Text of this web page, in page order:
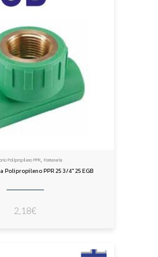
Polipropileno PPR, Fontanería
Polipropileno PPR 25 3/4″ 25 EGB
2,18€